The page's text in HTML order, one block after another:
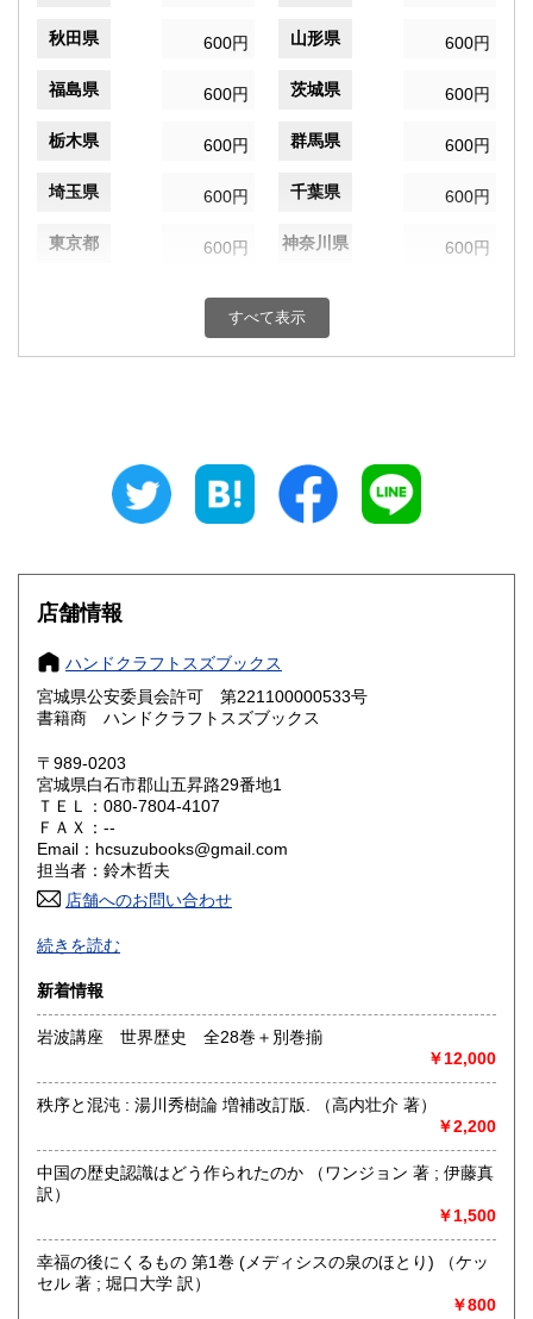
秋田県 600円 山形県 600円
福島県 600円 茨城県 600円
栃木県 600円 群馬県 600円
埼玉県 600円 千葉県 600円
東京都 600円 神奈川県 600円
600円 富山県
600円 三重県
大阪府
奈良県 600円
鳥取県 600円 島根県
岡山県
山口県 600円
香川県 600円
高知県 600円
佐賀県
熊本県 600円 大分県 600円
600円
沖縄県 600円
すべて表示
店舗情報
ハンドクラフトスズブックス
宮城県公安委員会許可 第221100000533号
書籍商 ハンドクラフトスズブックス
〒989-0203
宮城県白石市郡山五昇路29番地1
ＴＥＬ：080-7804-4107
ＦＡＸ：--
Email：hcsuzubooks@gmail.com
担当者：鈴木哲夫
店舗へのお問い合わせ
「作って、遊んで、学ぶ」をテーマにしたオンラインブック
ストアです。
彩なジャンルを取り扱っております。
沿線名：-
営業時間：9:00-17:00
定休日：不定休
書籍の買取について
出張買取、宅配買取を行っています。
出張買取エリアは、宮城県の仙南地域、福島県の県北地域と
方はご相談ください。
続きを読む
新着情報
岩波講座 世界歴史 全28巻＋別巻揃
￥12,000
秩序と混沌 : 湯川秀樹論 増補改訂版. （高内壮介 著）
￥2,200
中国の歴史認識はどう作られたのか （ワンジョン 著 ; 伊藤真
訳）
￥1,500
幸福の後にくるもの 第1巻 (メディシスの泉のほとり) （ケッ
セル 著 ; 堀口大学 訳）
￥800